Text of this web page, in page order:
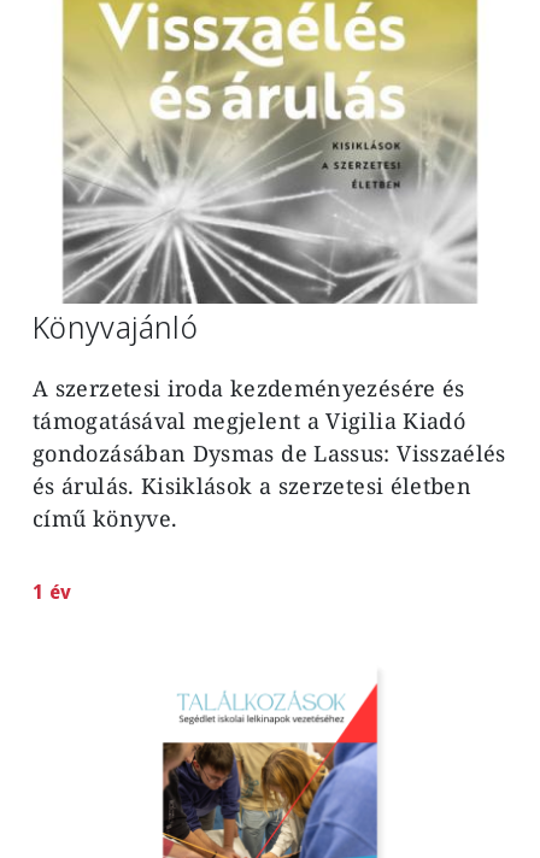
Könyvajánló
A szerzetesi iroda kezdeményezésére és
támogatásával megjelent a Vigilia Kiadó
gondozásában Dysmas de Lassus: Visszaélés
és árulás. Kisiklások a szerzetesi életben
című könyve.
1 év